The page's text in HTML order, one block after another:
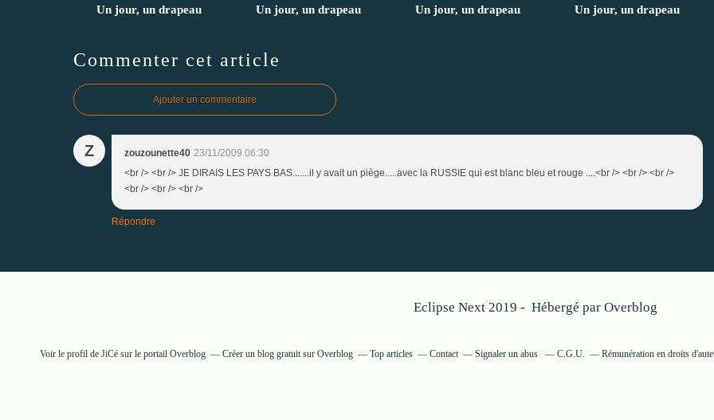
Un jour, un drapeau Un jour, un drapeau Un jour, un drapeau Un jour, un drapeau
Commenter cet article
Ajouter un commentaire
Z zouzounette40 23/11/2009 06:30
<br /> <br /> JE DIRAIS LES PAYS BAS.......il y avait un piège.....avec la RUSSIE qui est blanc bleu et rouge ....<br /> <br /> <br />
<br /> <br /> <br />
Répondre
Eclipse Next 2019 - Hébergé par Overblog
Voir le profil de JiCé sur le portail Overblog Créer un blog gratuit sur Overblog Top articles Contact Signaler un abus C.G.U. Rémunération en droits